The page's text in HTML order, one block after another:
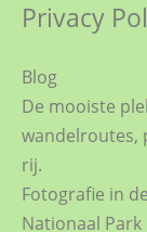
Privacy
Blog
De mooiste
wandelroutes,
rij.
Fotografie in
Nationaal